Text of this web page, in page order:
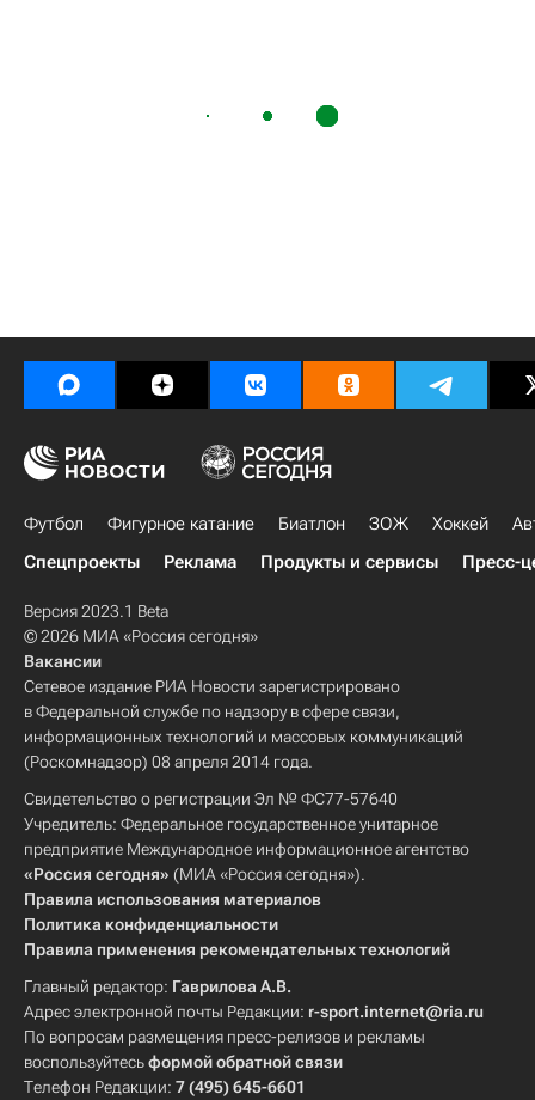
Футбол Фигурное катание Биатлон ЗОЖ Хоккей
Спецпроекты
Реклама Продукты и сервисы Пресс-
Версия 2023.1 Beta
© 2026 МИА «Россия сегодня»
Вакансии
Сетевое издание РИА Новости зарегистрировано
в Федеральной службе по надзору в сфере связи,
информационных технологий и массовых коммуникаций
(Роскомнадзор) 08 апреля 2014 года.
Свидетельство о регистрации Эл № ФС77-57640
Учредитель: Федеральное государственное унитарное
предприятие Международное информационное агентство
«Россия сегодня» (МИА «Россия сегодня»).
Правила использования материалов
Политика конфиденциальности
Правила применения рекомендательных технологий
Главный редактор: Гаврилова А.В.
Адрес электронной почты Редакции: r-sport.internet@ria.ru
По вопросам размещения пресс-релизов и рекламы
воспользуйтесьформой обратной связи
Телефон Редакции: 7 (495) 645-6601